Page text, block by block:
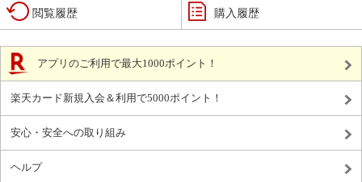
閲覧履歴 購入履歴
アプリのご利用で最大1000ポイント！
楽天カード新規入会＆利用で5000ポイント！
安心・安全への取り組み
ヘルプ